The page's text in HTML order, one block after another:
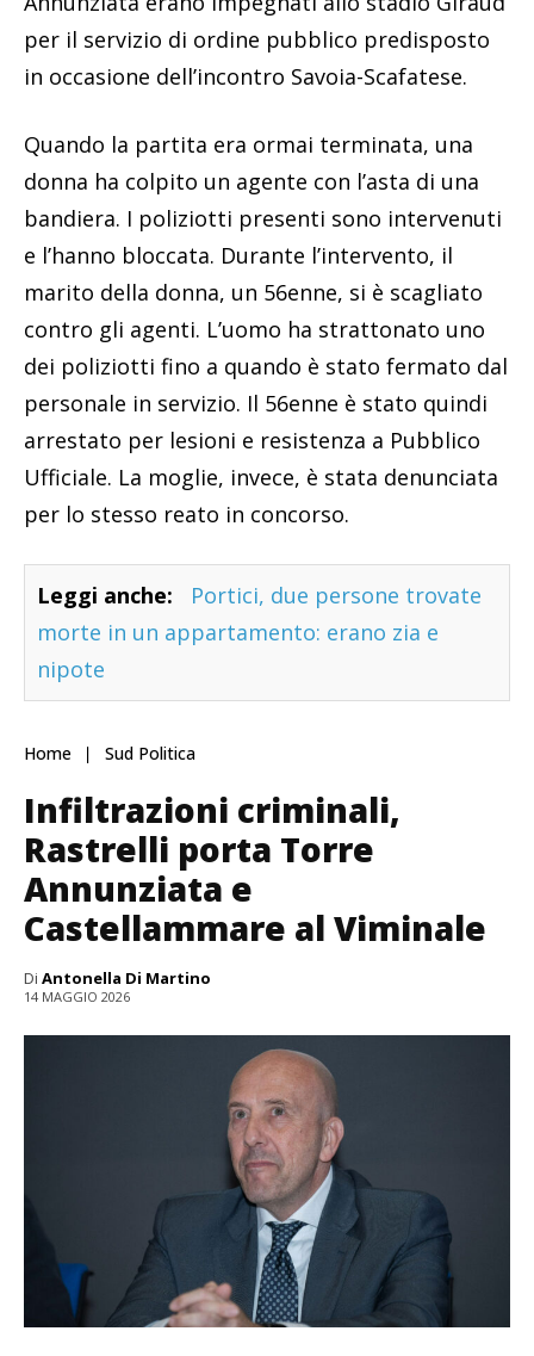
per il servizio di ordine pubblico predisposto
in occasione dell’incontro Savoia-Scafatese.
Quando la partita era ormai terminata, una
donna ha colpito un agente con l’asta di una
bandiera. I poliziotti presenti sono intervenuti
e l’hanno bloccata. Durante l’intervento, il
marito della donna, un 56enne, si è scagliato
contro gli agenti. L’uomo ha strattonato uno
dei poliziotti fino a quando è stato fermato dal
personale in servizio. Il 56enne è stato quindi
arrestato per lesioni e resistenza a Pubblico
Ufficiale. La moglie, invece, è stata denunciata
per lo stesso reato in concorso.
Leggi anche:
Portici, due persone trovate
morte in un appartamento: erano zia e
nipote
Home Sud Politica
Infiltrazioni criminali,
Rastrelli porta Torre
Annunziata e
Castellammare al Viminale
Di Antonella Di Martino
14 MAGGIO 2026